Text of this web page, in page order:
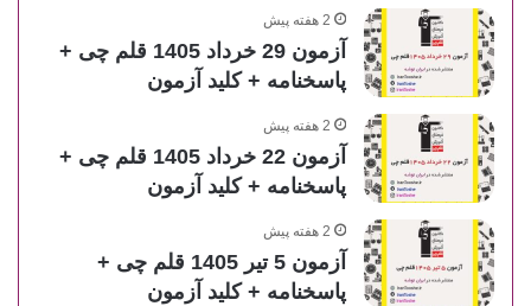
2 هفته پیش
آزمون 29 خرداد 1405 قلم چی +
پاسخنامه + کلید آزمون
2 هفته پیش
آزمون 22 خرداد 1405 قلم چی +
پاسخنامه + کلید آزمون
2 هفته پیش
آزمون 5 تیر 1405 قلم چی +
پاسخنامه + کلید آزمون